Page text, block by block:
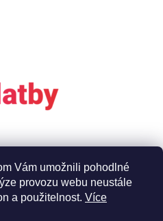
Vám umožnili pohodlné
provozu webu neustále
a použitelnost. Více